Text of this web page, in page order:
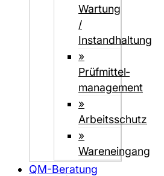
Wartung
/
Instandhaltung
»
Prüfmittel­­
management
»
Arbeitsschutz
»
Wareneingang
QM-Beratung